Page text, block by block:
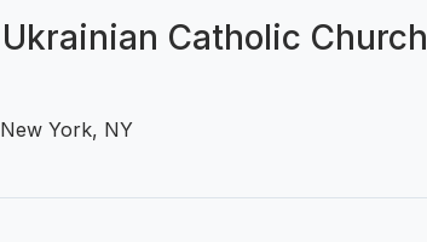
Catholic Church
York, NY